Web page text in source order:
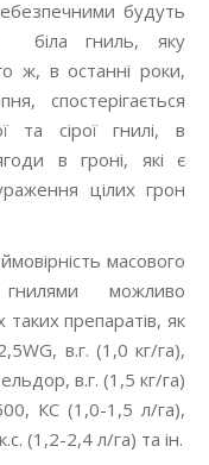
будуть
біла гниль, яку
ж, в останні роки,
спостерігається
та сірої гнилі, в
в гроні, які є
цілих грон
масового
можливо
препаратів, як
в.г. (1,0 кг/га),
в.г. (1,5 кг/га)
КС (1,0-1,5 л/га),
(1,2-2,4 л/га) та ін.